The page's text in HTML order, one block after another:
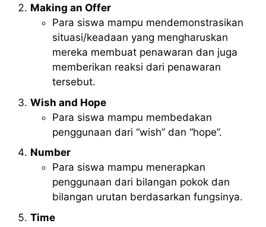
Making an Offer
Para siswa mampu mendemonstrasikan
situasi/keadaan yang mengharuskan
mereka membuat penawaran dan juga
memberikan reaksi dari penawaran
tersebut.
Wish and Hope
Para siswa mampu membedakan
penggunaan dari “wish” dan “hope”.
Number
Para siswa mampu menerapkan
penggunaan dari bilangan pokok dan
bilangan urutan berdasarkan fungsinya.
Time